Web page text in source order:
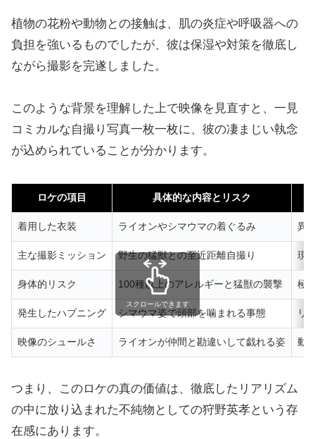
植物の花粉や動物との接触は、肌の炎症や呼吸器への
負担を強いるものでしたが、彼は保湿や対策を徹底し
ながら撮影を完遂しました。
このような背景を理解した上で映像を見直すと、一見
コミカルな自撮り写真一枚一枚に、彼の凄まじい執念
が込められていることが分かります。
ロケの項目 具体的な内容とリスク
着用した衣装 ライオンやシマウマの着ぐるみ 異
主な撮影ミッション 野生の猛獣との至近距離自撮り 現
身体的リスク 100種以上のアレルギーと猛獣の襲撃 極
発生したハプニング シマウマ姿で頭部を噛まれる事態 リ
映像のシュールさ ライオンが仲間と勘違いして戯れる姿 動
スクロールできます
つまり、このロケの真の価値は、徹底したリアリズム
の中に放り込まれた不純物としての狩野英孝という存
在感にあります。